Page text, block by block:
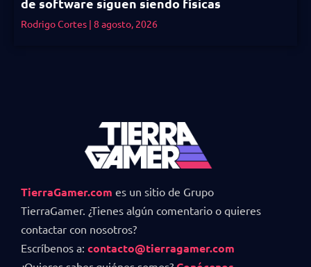
Rodrigo Cortes 8 agosto, 2026
TierraGamer.com es un sitio de Grupo
TierraGamer. ¿Tienes algún comentario o quieres
contactar con nosotros?
Escríbenos a: contacto@tierragamer.com